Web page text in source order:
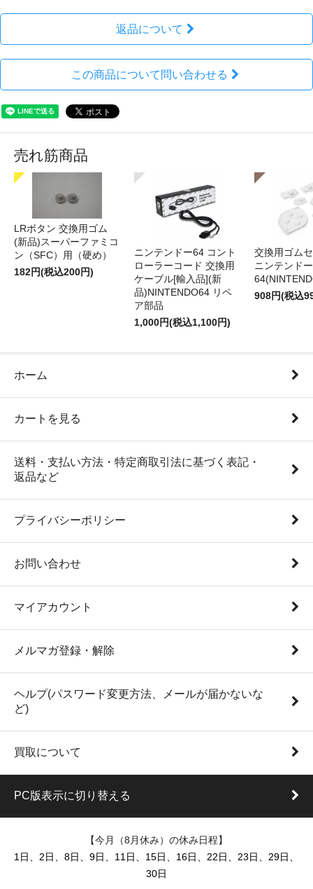
返品について
この商品について問い合わせる
売れ筋商品
LRボタン 交換用ゴム
(新品)スーパーファミコ
ン（SFC）用（硬め）
182円(税込200円)
ニンテンドー64 コント
ローラーコード 交換用
ケーブル[輸入品](新
品)NINTENDO64 リペ
ア部品
1,000円(税込1,100円)
交換用ゴム
ニンテンドー
908円(税込
ホーム
カートを見る
送料・支払い方法・特定商取引法に基づく表記・
返品など
プライバシーポリシー
お問い合わせ
マイアカウント
メルマガ登録・解除
ヘルプ(パスワード変更方法、メールが届かないな
ど)
買取について
PC版表示に切り替える
【今月（8月休み）の休み日程】
1日、2日、8日、9日、11日、15日、16日、22日、23日、29日、
30日